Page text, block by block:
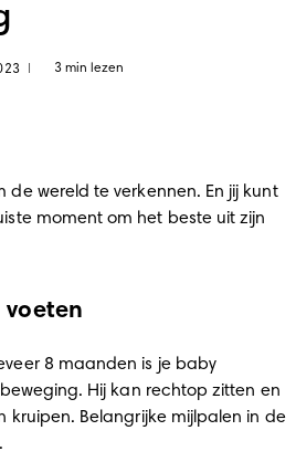
3 min lezen
de wereld te verkennen. En jij kunt
moment om het beste uit zijn
voeten
8 maanden is je baby
Hij kan rechtop zitten en
kruipen. Belangrijke mijlpalen in de